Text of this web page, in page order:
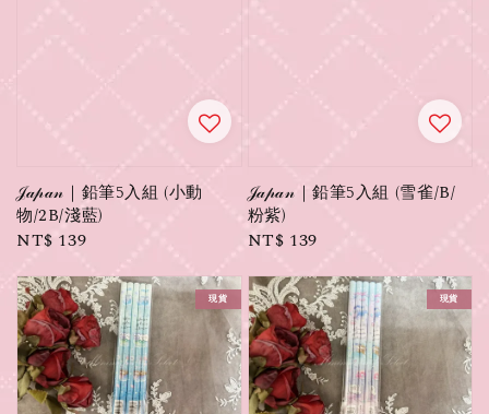
𝒥𝒶𝓅𝒶𝓃｜鉛筆5入組 (小動
物/2B/淺藍)
Regular
NT$ 139
𝒥𝒶𝓅𝒶𝓃｜鉛筆5入組 (雪雀/B/
粉紫)
Regular
NT$ 139
現貨 現貨